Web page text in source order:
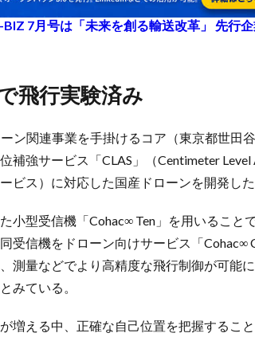
BIZ 7月号は「未来を創る輸送改革」 先行
で飛行実験済み
ン関連事業を手掛けるコア（東京都世田
補強サービス「CLAS」（Centimeter
ビス）に対応した国産ドローンを開発した
小型受信機「Cohac∞ Ten」を用いること
受信機をドローン向けサービス「Cohac∞
測量などでより高精度な飛行制御が可能
みている。
増える中、正確な自己位置を把握するこ